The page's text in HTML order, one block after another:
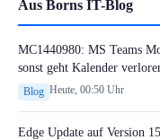
Aus Borns IT-Blog
MC1440980: MS Teams
sonst geht Kalender
Blog Heute, 00:50 Uhr
Edge Update auf Version